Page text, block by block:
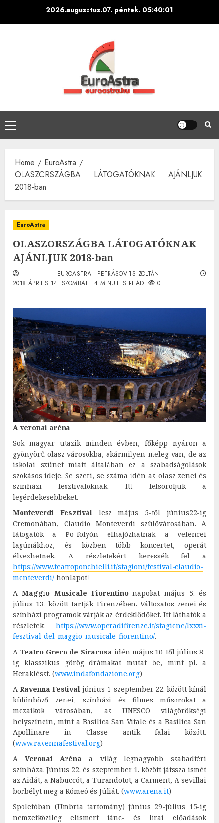
2026.augusztus.07. péntek. 05:40:02
Primary
Menu
Home
EuroAstra
OLASZORSZÁGBA LÁTOGATÓKNAK AJÁNLJUK
2018-ban
EuroAstra
OLASZORSZÁGBA LÁTOGATÓKNAK
AJÁNLJUK 2018-ban
EUROASTRA - PETRÁSOVITS ZOLTÁN
2018.ÁPRILIS.14. SZOMBAT. 4 MINUTES READ 0
A veronai aréna
Sok magyar utazik minden évben, főképp nyáron a
gyönyörű olasz városokba, akármilyen meleg van, de az
iskolai szünet miatt általában ez a szabadságolások
szokásos ideje. Se szeri, se száma idén az olasz zenei és
színházi fesztiváloknak. Itt felsoroljuk a
legérdekesebbeket.
Monteverdi Fesztivál lesz május 5-től június22-ig
Cremonában, Claudio Monteverdi szülővárosában. A
látogatók a Po-folyón elhajózhatnak a velencei
lagúnákhoz, és közben több koncertet, operát
élvezhetnek. A részletekért keressék fel a
https://www.teatroponchielli.it/stagioni/festival-claudio-
monteverdi/ honlapot!
A Maggio Musicale Fiorentinonapokat május 5. és
július 13. között tartják Firenzében. Változatos zenei és
színházi programok várják az érdeklődőket. Itt láthatók a
részletek: https://www.operadifirenze.it/stagione/lxxxi-
fesztival-del-maggio-musicale-fiorentino/.
A Teatro Greco de Siracusa idén május 10-től július 8-
ig klasszikus görög drámákat mutat be, mint pl. a
Heraklészt. (www.indafondazione.org)
ARavenna Festival június 1-szeptember 22. között kínál
különböző zenei, színházi és filmes műsorokat a
mozaikok városában, az UNESCO világörökségi
helyszínein, mint a Basilica San Vitale és a Basilica San
Apollinare in Classe antik falai között.
(www.ravennafestival.org)
A Veronai Arénaa világ legnagyobb szabadtéri
színháza. Június 22. és szeptember 1. között játssza ismét
az Aidát, a Nabuccót, a Turandotot, a Carment, A sevillai
borbélyt meg a Rómeó és Júliát. (www.arena.it)
Spoletóban (Umbria tartomány) június 29-július 15-ig
nemzetközileg elismert tánc- és lírai előadások